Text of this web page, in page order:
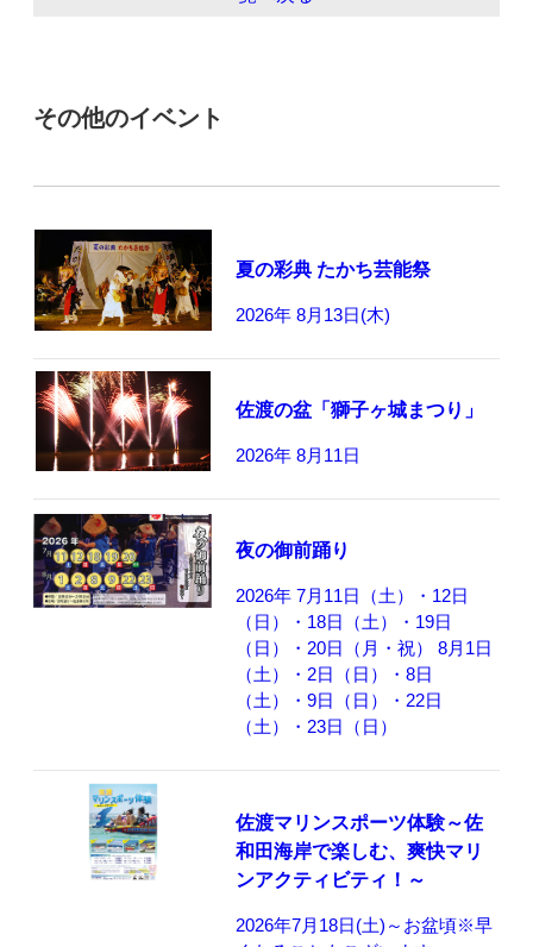
その他のイベント
夏の彩典 たかち芸能祭
2026年 8月13日(木)
佐渡の盆「獅子ヶ城まつり」
2026年 8月11日
夜の御前踊り
2026年 7月11日（土）・12日
（日）・18日（土）・19日
（日）・20日（月・祝） 8月1日
（土）・2日（日）・8日
（土）・9日（日）・22日
（土）・23日（日）
佐渡マリンスポーツ体験～佐
和田海岸で楽しむ、爽快マリ
ンアクティビティ！～
2026年7月18日(土)～お盆頃※早